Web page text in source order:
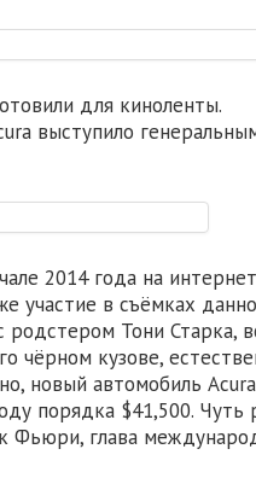
для киноленты.
выступило
2014 года на
участие в съёмках
Тони Старка,
чёрном кузове,
новый автомобиль
порядка $41,500. Чуть
Фьюри, глава